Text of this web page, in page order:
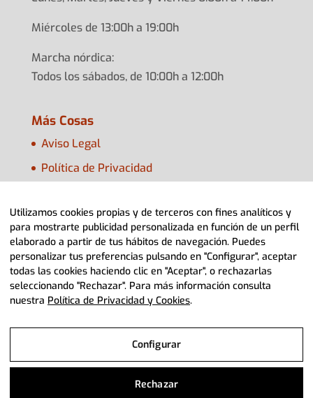
Miércoles de 13:00h a 19:00h
Marcha nórdica:
Todos los sábados, de 10:00h a 12:00h
Más Cosas
Aviso Legal
Política de Privacidad
Configurar Cookies
Utilizamos cookies propias y de terceros con fines analíticos y
para mostrarte publicidad personalizada en función de un perfil
elaborado a partir de tus hábitos de navegación. Puedes
personalizar tus preferencias pulsando en "Configurar", aceptar
todas las cookies haciendo clic en "Aceptar", o rechazarlas
seleccionando "Rechazar". Para más información consulta
nuestra Política de Privacidad y Cookies.
Configurar
Rechazar